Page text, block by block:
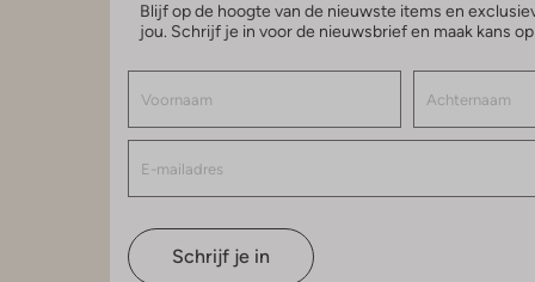
Blijf op de hoogte van de nieuwste items en
jou. Schrijf je in voor de nieuwsbrief en maak kans
Schrijf je in